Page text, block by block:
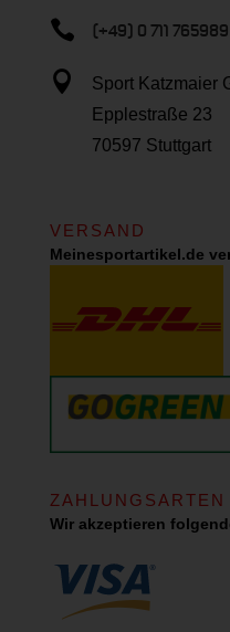
 (+49) 0 711 765989

Sport Katzmaier
Epplestraße 23
70597 Stuttgart
VERSAND
Meinesportartikel.de
ZAHLUNGSARTEN
Wir akzeptieren